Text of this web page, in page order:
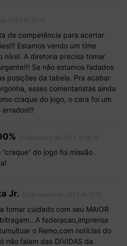
de competência para acertar
Estamos vendo um time
nível. A diretoria precisa tomar
Se não estamos fadados
posições da tabela. Pra acabar
esses comentaristas ainda
craque do jogo, o cara foi um
“craque” do jogo foi missão
Jr.
tomar cuidado com seu MAIOR
federacao,imprensa
o Remo,com notícias do
não falam das DIVIDAS da